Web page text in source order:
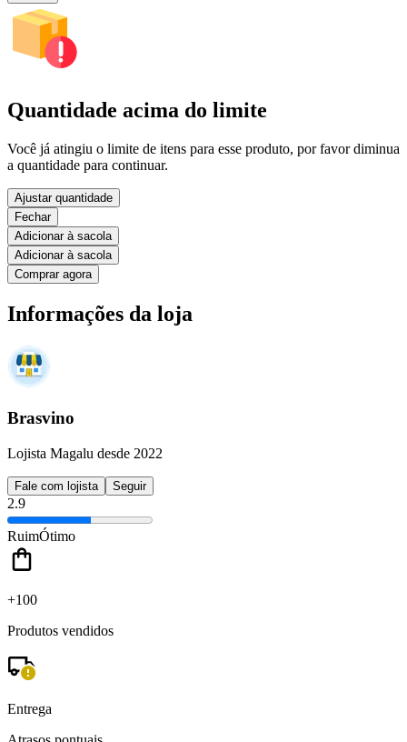
Quantidade acima do limite
Você já atingiu o limite de itens para esse produto, por favor diminua
a quantidade para continuar.
Ajustar quantidade
Fechar
Adicionar à sacola
Adicionar à sacola
Comprar agora
Informações da loja
Brasvino
Lojista Magalu desde 2022
Fale com lojista Seguir
2.9
RuimÓtimo
+100
Produtos vendidos
Entrega